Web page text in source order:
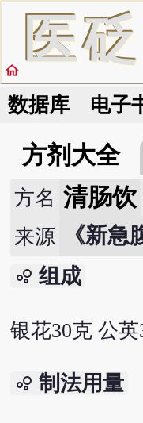
医砭
home
数据库 电子
方剂大全
方名 清肠饮
来源 《新急
bubble_chart 组成
银花30克 公
bubble_chart 制法用量